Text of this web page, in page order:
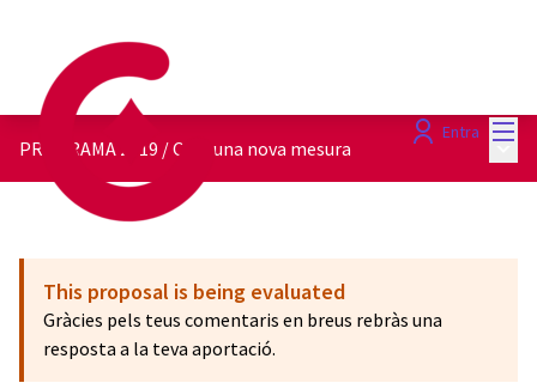
Entra
PROGRAMA 2019 /Crea una nova mesura
This proposal is being evaluated
Gràcies pels teus comentaris en breus rebràs una
resposta a la teva aportació.